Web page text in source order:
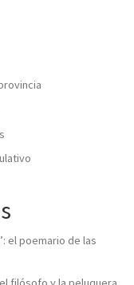
el poemario de las